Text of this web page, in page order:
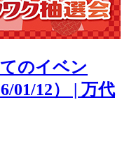
のイベン
01/12） | 万代